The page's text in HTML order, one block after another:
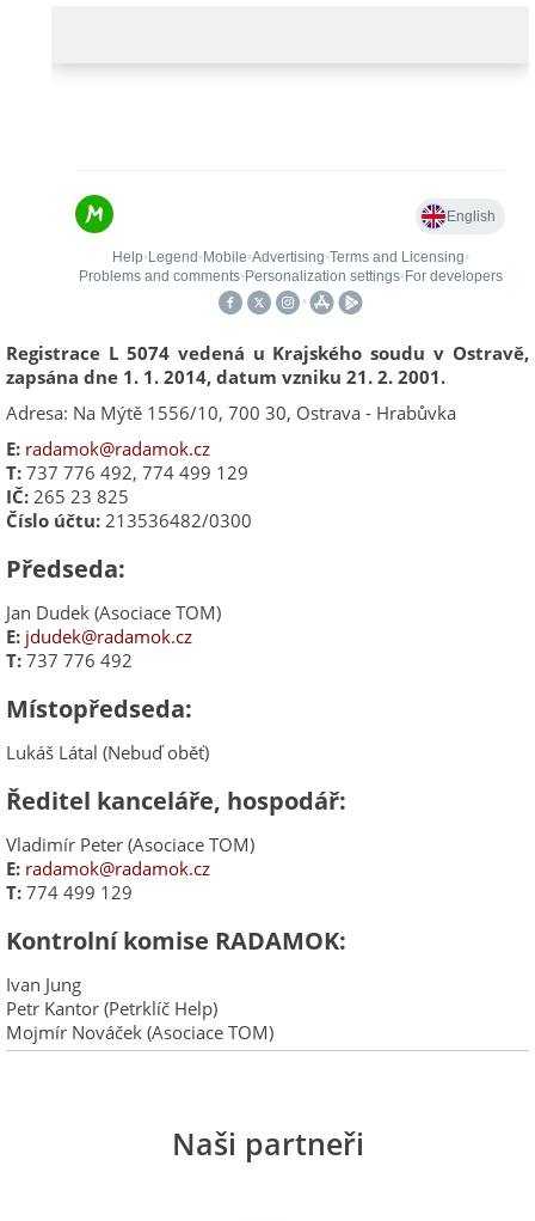
Registrace L 5074 vedená u Krajského soudu v Ostravě,
zapsána dne 1. 1. 2014, datum vzniku 21. 2. 2001.
Adresa: Na Mýtě 1556/10, 700 30, Ostrava - Hrabůvka
E: radamok@radamok.cz
T: 737 776 492, 774 499 129
IČ: 265 23 825
Číslo účtu: 213536482/0300
Předseda:
Jan Dudek (Asociace TOM)
E: jdudek@radamok.cz
T: 737 776 492
Místopředseda:
Lukáš Látal (Nebuď oběť)
Ředitel kanceláře, hospodář:
Vladimír Peter (Asociace TOM)
E: radamok@radamok.cz
T: 774 499 129
Kontrolní komise RADAMOK:
Ivan Jung
Petr Kantor (Petrklíč Help)
Mojmír Nováček (Asociace TOM)
Naši partneři